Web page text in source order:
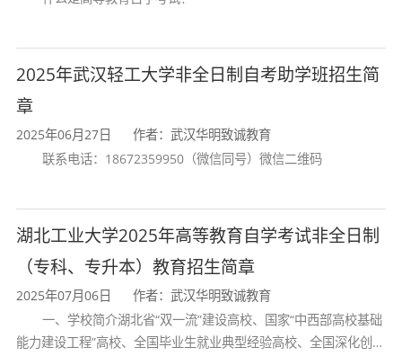
媒介从事新闻传播活动的能力。主要包括:
想，掌握新闻学与传播学的基本理论和基本
体运作等方面实际业务能力；
2.具备熟练运用现代传播技术从事新闻
采访、写作、编辑、评论、运营等活动的能
2025年武汉轻工大学非全日制自考助学班招生简
章
2025年06月27日
作者：武汉华明致诚教育
联系电话：18672359950（微信同号）微信二维码
湖北工业大学2025年高等教育自学考试非全日制
（专科、专升本）教育招生简章
2025年07月06日
作者：武汉华明致诚教育
一、学校简介湖北省“双一流”建设高校、国家“中西部高校基础
能力建设工程”高校、全国毕业生就业典型经验高校、全国深化创新